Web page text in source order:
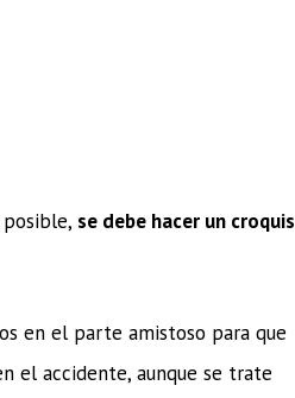
se debe hacer un croquis
en el parte amistoso para que
el accidente, aunque se trate